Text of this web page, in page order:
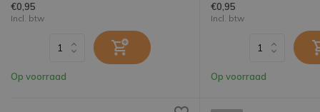
€0,95
Incl. btw
Op voorraad
€0,95
Incl. btw
Op voorraad